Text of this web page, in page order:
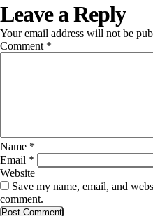
Leave a Reply
Your email address will not be
Comment *
Name *
Email *
Website
Save my name, email, and
comment.